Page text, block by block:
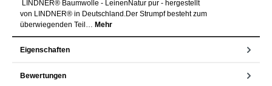
LINDNER® Baumwolle - LeinenNatur pur - hergestellt
von LINDNER® in Deutschland.Der Strumpf besteht zum
überwiegenden Teil… Mehr
Eigenschaften
Bewertungen